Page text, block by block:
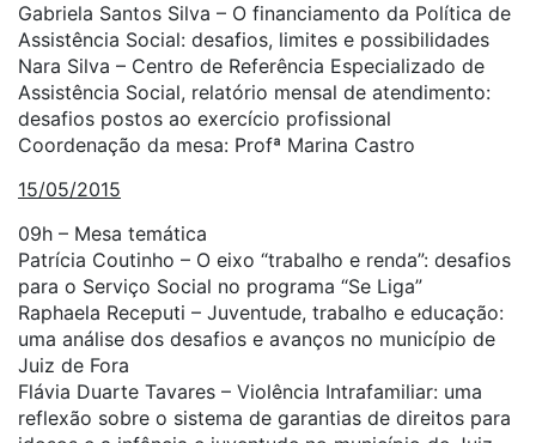
Gabriela Santos Silva – O financiamento da Política de
Assistência Social: desafios, limites e possibilidades
Nara Silva – Centro de Referência Especializado de
Assistência Social, relatório mensal de atendimento:
desafios postos ao exercício profissional
Coordenação da mesa: Profª Marina Castro
15/05/2015
09h – Mesa temática
Patrícia Coutinho – O eixo “trabalho e renda”: desafios
para o Serviço Social no programa “Se Liga”
Raphaela Receputi – Juventude, trabalho e educação:
uma análise dos desafios e avanços no município de
Juiz de Fora
Flávia Duarte Tavares – Violência Intrafamiliar: uma
reflexão sobre o sistema de garantias de direitos para